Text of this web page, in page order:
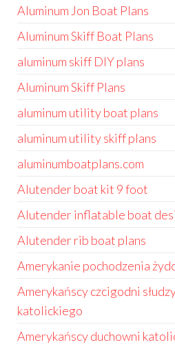
Aluminum Jon Boat Plans
Aluminum Skiff Boat Plans
aluminum skiff DIY plans
Aluminum Skiff Plans
aluminum utility boat plans
aluminum utility skiff plans
aluminumboatplans.com
Alutender boat kit 9 foot
Alutender inflatable boat
Alutender rib boat plans
Amerykanie pochodzenia
Amerykańscy czcigodni
katolickiego
Amerykańscy duchowni